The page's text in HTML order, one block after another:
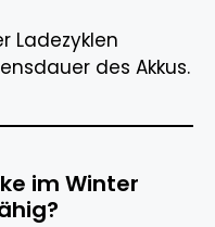
Ladezyklen
des Akkus.
im Winter